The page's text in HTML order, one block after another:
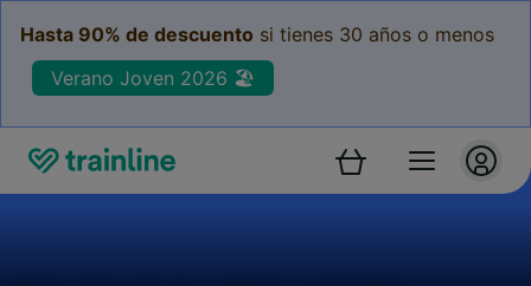
Hasta 90% de descuento si tienes 30 años o menos
Verano Joven 2026 🏖️